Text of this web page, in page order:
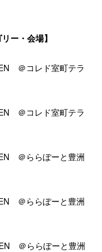
ー・会場】
＠コレド室町テラ
＠コレド室町テラ
＠ららぽーと豊洲
＠ららぽーと豊洲
＠ららぽーと豊洲